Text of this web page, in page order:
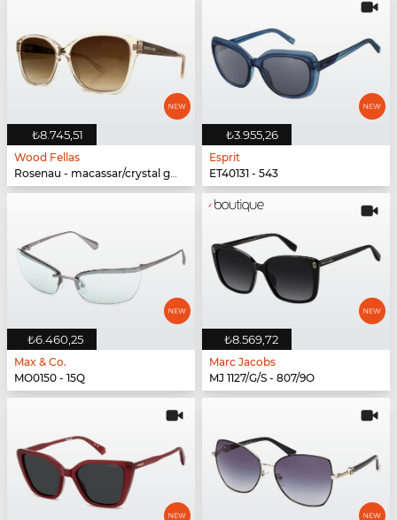
₺8.745,51
Wood Fellas
Rosenau - macassar/crystal gold
₺3.955,26
Esprit
ET40131 - 543
₺6.460,25
Max & Co.
MO0150 - 15Q
₺8.569,72
Marc Jacobs
MJ 1127/G/S - 807/9O